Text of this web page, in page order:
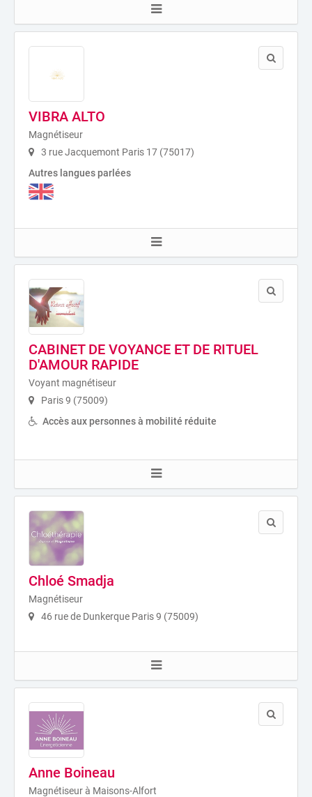
VIBRA ALTO
Magnétiseur
3 rue Jacquemont Paris 17 (75017)
Autres langues parlées
CABINET DE VOYANCE ET DE RITUEL
D'AMOUR RAPIDE
Voyant magnétiseur
Paris 9 (75009)
Accès aux personnes à mobilité réduite
Chloé Smadja
Magnétiseur
46 rue de Dunkerque Paris 9 (75009)
Anne Boineau
Magnétiseur à Maisons-Alfort